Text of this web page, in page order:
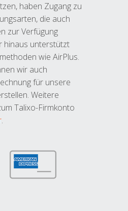
haben Zugang zu
die auch
zur Verfügung
hinaus unterstützt
wie AirPlus.
wir auch
für unsere
Weitere
Talixo-Firmkonto
.